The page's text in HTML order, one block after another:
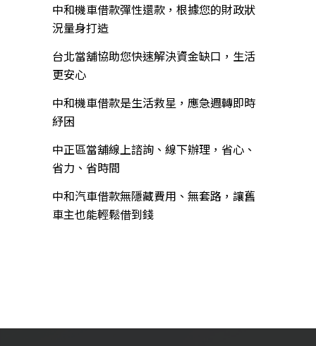
中和機車借款彈性還款，根據您的財政狀
況量身打造
台北當舖協助您快速解決資金缺口，生活
更安心
中和機車借款是生活救星，應急週轉即時
紓困
中正區當舖線上諮詢、線下辦理，省心、
省力、省時間
中和汽車借款無隱藏費用、無套路，讓舊
車主也能輕鬆借到錢